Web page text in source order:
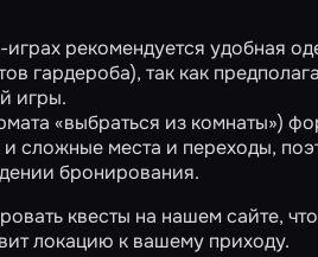
рекомендуется удобная
гардероба), так как
игры.
«выбраться из комнаты»)
сложные места и переходы,
бронирования.
квесты на нашем сайте,
локацию к вашему приходу.